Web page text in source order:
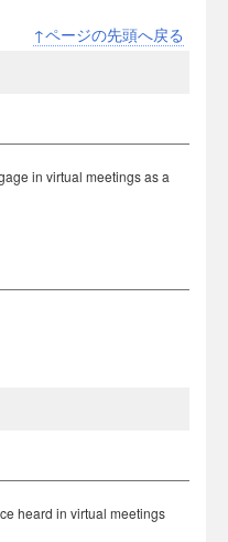
↑ページの先頭へ戻る
in virtual meetings as a
heard in virtual meetings